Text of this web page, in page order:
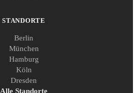
STANDORTE
Berlin
München
Hamburg
Köln
Dresden
Alle Standorte